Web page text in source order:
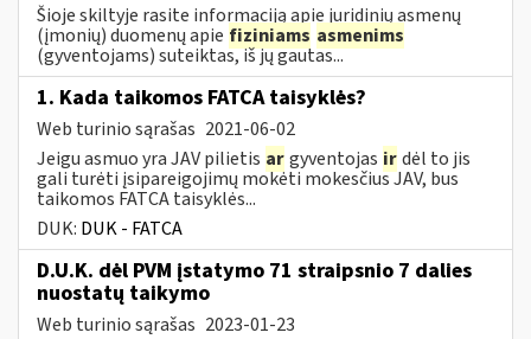
Šioje skiltyje rasite informaciją apie juridinių asmenų
(įmonių) duomenų apie fiziniams asmenims
(gyventojams) suteiktas, iš jų gautas...
1. Kada taikomos FATCA taisyklės?
Web turinio sąrašas 2021-06-02
Jeigu asmuo yra JAV pilietis argyventojas irdėl to jis
gali turėti įsipareigojimų mokėti mokesčius JAV, bus
taikomos FATCA taisyklės...
DUK: DUK - FATCA
D.U.K. dėl PVM įstatymo 71 straipsnio 7 dalies
nuostatų taikymo
Web turinio sąrašas 2023-01-23